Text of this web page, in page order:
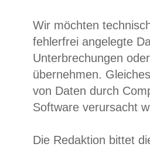
Wir möchten
fehlerfrei angelegte
Unterbrechungen
übernehmen.
von Daten durch
Software verursacht
Die Redaktion bittet